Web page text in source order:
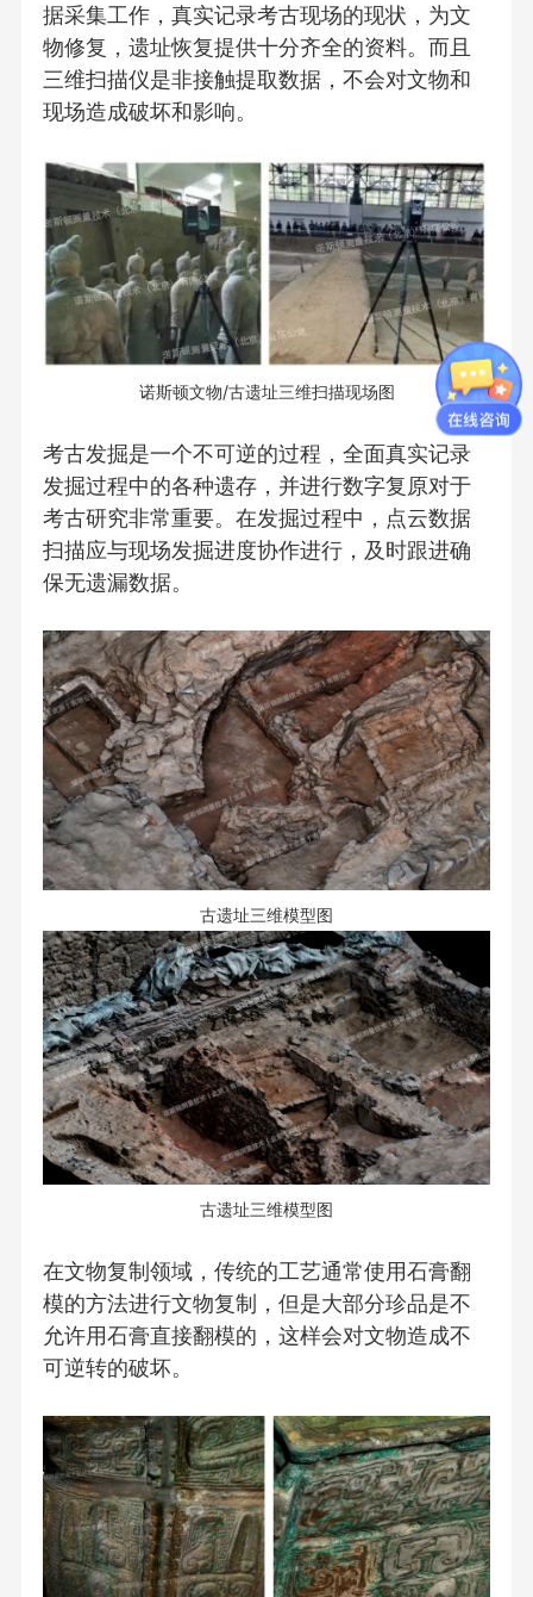
据采集工作，真实记录考古现场的现状，为文
物修复，遗址恢复提供十分齐全的资料。而且
三维扫描仪是非接触提取数据，不会对文物和
现场造成破坏和影响。
诺斯顿文物/古遗址三维扫描现场图
考古发掘是一个不可逆的过程，全面真实记录
发掘过程中的各种遗存，并进行数字复原对于
考古研究非常重要。在发掘过程中，点云数据
扫描应与现场发掘进度协作进行，及时跟进确
保无遗漏数据。
古遗址三维模型图
古遗址三维模型图
在文物复制领域，传统的工艺通常使用石膏翻
模的方法进行文物复制，但是大部分珍品是不
允许用石膏直接翻模的，这样会对文物造成不
可逆转的破坏。